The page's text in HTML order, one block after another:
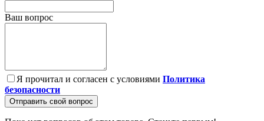
Ваш вопрос
Я прочитал и согласен с условиями Политика
безопасности
Отправить свой вопрос